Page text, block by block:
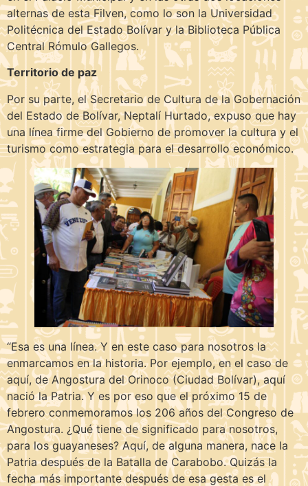
alternas de esta Filven, como lo son la Universidad
Politécnica del Estado Bolívar y la Biblioteca Pública
Central Rómulo Gallegos.
Territorio de paz
Por su parte, el Secretario de Cultura de la Gobernación
del Estado de Bolívar, Neptalí Hurtado, expuso que hay
una línea firme del Gobierno de promover la cultura y el
turismo como estrategia para el desarrollo económico.
“Esa es una línea. Y en este caso para nosotros la
enmarcamos en la historia. Por ejemplo, en el caso de
aquí, de Angostura del Orinoco (Ciudad Bolívar), aquí
nació la Patria. Y es por eso que el próximo 15 de
febrero conmemoramos los 206 años del Congreso de
Angostura. ¿Qué tiene de significado para nosotros,
para los guayaneses? Aquí, de alguna manera, nace la
Patria después de la Batalla de Carabobo. Quizás la
fecha más importante después de esa gesta es el